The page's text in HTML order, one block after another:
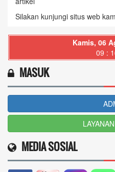
Silakan kunjungi situs web
Kamis, 06
09 :
MASUK
MEDIA SOSIAL